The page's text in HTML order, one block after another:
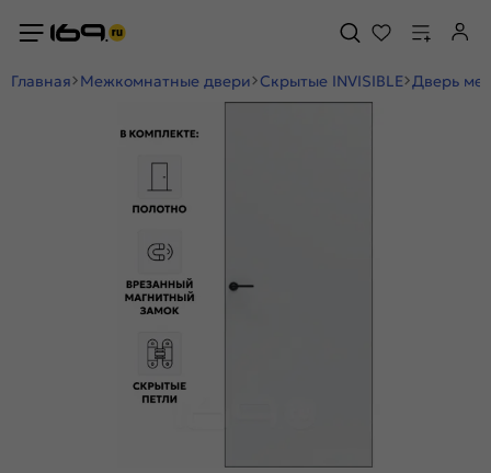
Главная Межкомнатные двери Скрытые INVISIBLE Дверь